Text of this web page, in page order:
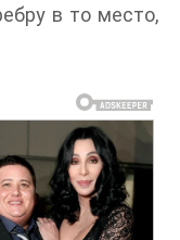
в то место,